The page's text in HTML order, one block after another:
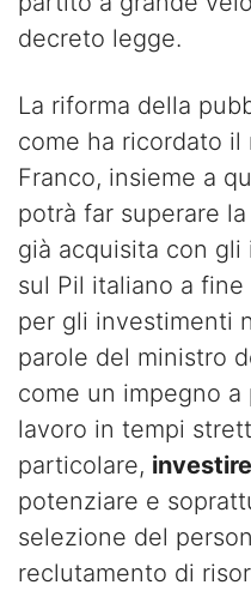
decreto legge.
La riforma della
come ha ricordato il
Franco, insieme a
potrà far superare
già acquisita con
sul Pil italiano a
per gli investimenti
parole del ministro
come un impegno
lavoro in tempi
particolare,
potenziare e
selezione del
reclutamento di